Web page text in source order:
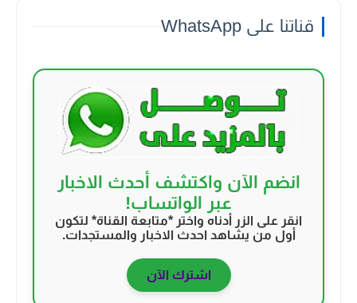
قناتنا على WhatsApp
انضم الآن واكتشف أحدث الاخبار
عبر الواتساب!
انقر على الزر أدناه واختر *متابعة القناة* لتكون
أول من يشاهد احدث الاخبار والمستجدات.
اشترك الآن